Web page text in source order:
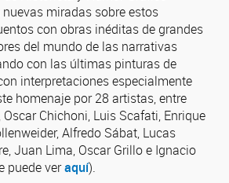
miradas sobre estos
con obras inéditas de grandes
del mundo de las narrativas
con las últimas pinturas de
interpretaciones especialmente
homenaje por 28 artistas, entre
Chichoni, Luis Scafati, Enrique
Alfredo Sábat, Lucas
Juan Lima, Oscar Grillo e Ignacio
puede veraquí).